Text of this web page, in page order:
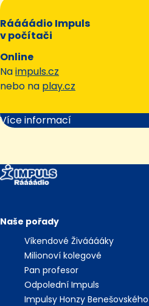
Ráááádio Impuls
v počítači
Online
Naimpuls.cz
nebo na play.cz
Více informací
Naše pořady
Víkendové Živááááky
Milionoví kolegové
Pan profesor
Odpolední Impuls
Impulsy Honzy Benešovského